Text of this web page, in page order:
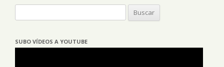
SUBO VÍDEOS A YOUTUBE